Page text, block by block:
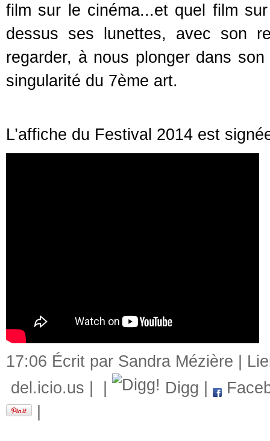
film sur le cinéma...et quel film
dessus ses lunettes, avec son
regarder, à nous plonger dans
singularité du 7ème art.
L’affiche du Festival 2014 est
17:06 Écrit par Sandra Mézière |
del.icio.us
Digg